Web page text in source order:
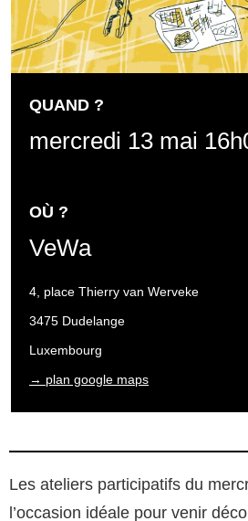
QUAND ?
mercredi 13 mai
OÙ ?
VeWa
4, place Thierry van Werveke
3475 Dudelange
Luxembourg
→ plan google maps
Les ateliers participatifs du
l’occasion idéale pour venir